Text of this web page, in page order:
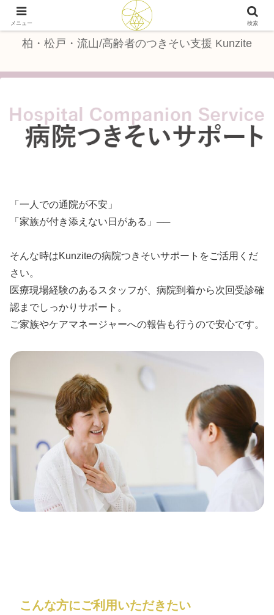
つきそい支援で、暮らしに笑顔を
柏・松戸・流山/高齢者のつきそい支援 Kunzite
「一人での通院が不安」
「家族が付き添えない日がある」──
そんな時はKunziteの病院つきそいサポートをご活用くだ
さい。
医療現場経験のあるスタッフが、病院到着から次回受診確
認までしっかりサポート。
ご家族やケアマネージャーへの報告も行うので安心です。
こんな方にご利用いただきたい
メニュー 検索